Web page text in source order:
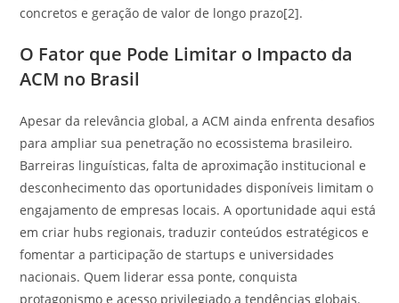
concretos e geração de valor de longo prazo[2].
O Fator que Pode Limitar o Impacto da
ACM no Brasil
Apesar da relevância global, a ACM ainda enfrenta desafios
para ampliar sua penetração no ecossistema brasileiro.
Barreiras linguísticas, falta de aproximação institucional e
desconhecimento das oportunidades disponíveis limitam o
engajamento de empresas locais. A oportunidade aqui está
em criar hubs regionais, traduzir conteúdos estratégicos e
fomentar a participação de startups e universidades
nacionais. Quem liderar essa ponte, conquista
protagonismo e acesso privilegiado a tendências globais.